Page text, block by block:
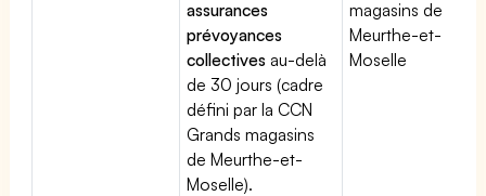
assurances
prévoyances
collectives au-delà
de 30 jours (cadre
défini par la CCN
Grands magasins
de Meurthe-et-
Moselle).
magasins de
Meurthe-et-
Moselle